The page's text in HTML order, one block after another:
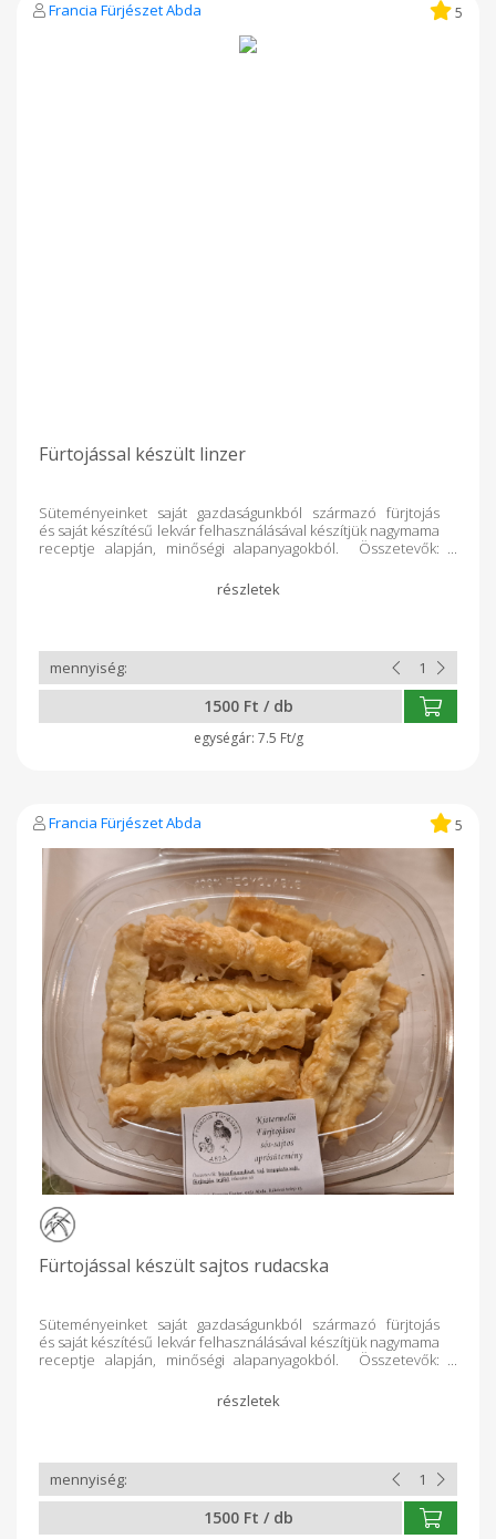
Francia Fürjészet Abda 5
Fürtojással készült linzer
Süteményeinket saját gazdaságunkból származó fürjtojás
és saját készítésű lekvár felhasználásával készítjük nagymama
receptje alapján, minőségi alapanyagokból. Összetevők:
1500 Ft / db
7.5 Ft/g
Francia Fürjészet Abda 5
Fürtojással készült sajtos rudacska
Süteményeinket saját gazdaságunkból származó fürjtojás
és saját készítésű lekvár felhasználásával készítjük nagymama
receptje alapján, minőségi alapanyagokból. Összetevők:
1500 Ft / db